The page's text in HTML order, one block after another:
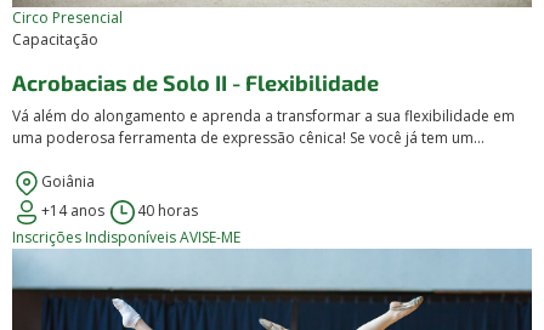
Circo Presencial
Capacitação
Acrobacias de Solo II - Flexibilidade
Vá além do alongamento e aprenda a transformar a sua flexibilidade em
uma poderosa ferramenta de expressão cênica! Se você já tem um...
Goiânia
+14 anos
40 horas
Inscrições IndisponíveisAVISE-ME